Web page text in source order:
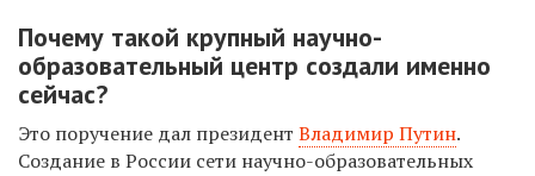
Почему такой крупный научно-
образовательный центр создали именно
сейчас?
Это поручение дал президент Владимир Путин.
Создание в России сети научно-образовательных